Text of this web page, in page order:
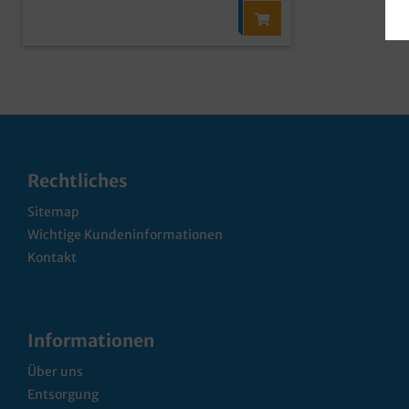
Rechtliches
Sitemap
Wichtige Kundeninformationen
Kontakt
Informationen
Über uns
Entsorgung